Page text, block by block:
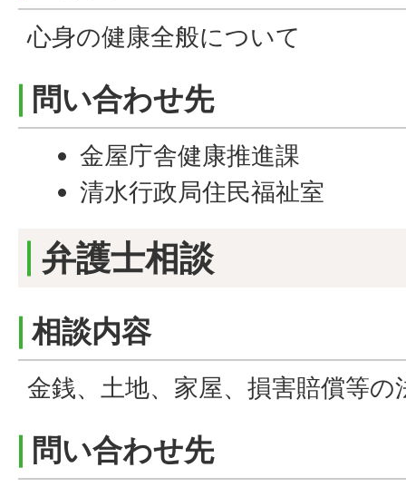
心身の健康全般について
問い合わせ先
金屋庁舎健康推進課
清水行政局住民福祉室
弁護士相談
相談内容
金銭、土地、家屋、損害賠償等
問い合わせ先